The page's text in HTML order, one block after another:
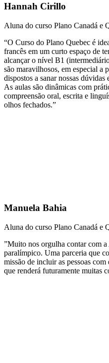
Hannah Cirillo
Aluna do curso Plano Canadá e
“O Curso do Plano Quebec é
francês em um curto espaço de
alcançar o nível B1
são maravilhosos, em especial a
dispostos a sanar nossas
As aulas são dinâmicas com
compreensão oral, escrita e
olhos fechados.”
Manuela Bahia
Aluna do curso Plano Canadá e
”Muito nos orgulha contar com
paralímpico. Uma parceria que
missão de incluir as pessoas
que renderá futuramente muitas